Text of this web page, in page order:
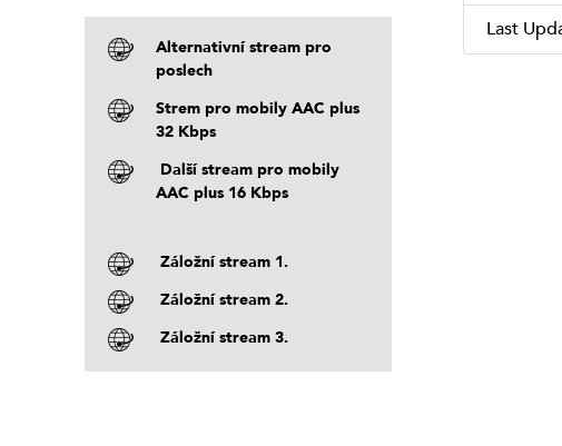
Alternativní stream pro
poslech
Strem pro mobily AAC plus
32 Kbps
Další stream pro mobily
AAC plus 16 Kbps
Záložní stream 1.
Záložní stream 2.
Záložní stream 3.
Last